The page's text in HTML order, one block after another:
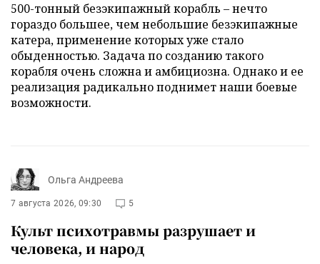
500-тонный безэкипажный корабль – нечто
гораздо большее, чем небольшие безэкипажные
катера, применение которых уже стало
обыденностью. Задача по созданию такого
корабля очень сложна и амбициозна. Однако и ее
реализация радикально поднимет наши боевые
возможности.
Ольга Андреева
7 августа 2026, 09:30 5
Культ психотравмы разрушает и
человека, и народ